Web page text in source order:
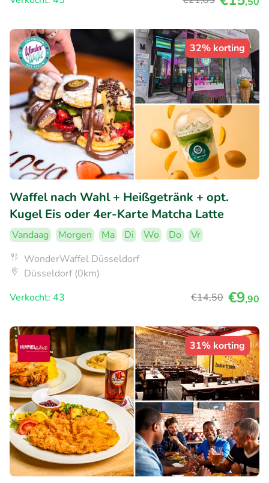
32% korting
Waffel nach Wahl + Heißgetränk + opt.
Kugel Eis oder 4er-Karte Matcha Latte
Vandaag Morgen Ma Di Wo Do
Vr
WonderWaffel Düsseldorf
Düsseldorf (0km)
Verkocht: 43
€14,50 €9,90
31% korting